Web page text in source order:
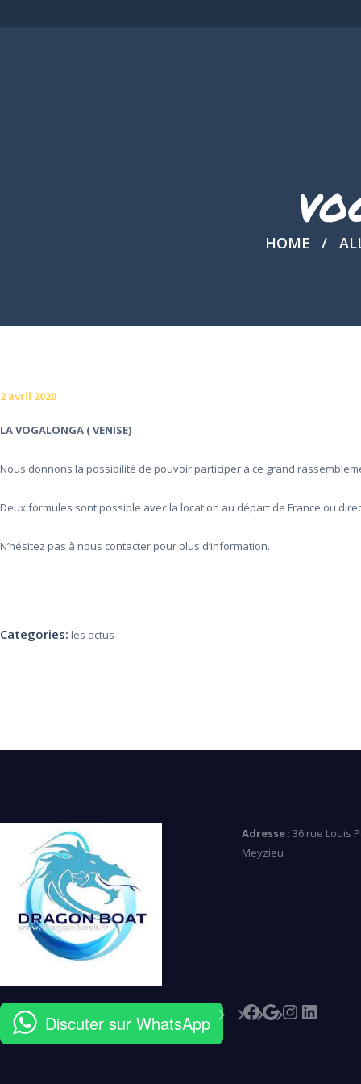
HOME
2 avril 2020
LA VOGALONGA ( VENISE)
Nous donnons la possibilité de pouvoir participer à ce grand
Deux formules sont possible avec la location au départ de France ou
N’hésitez pas à nous contacter pour plus d’information.
Categories: les actus
Adresse : 36 rue Louis
Meyzieu
Discuter sur WhatsApp Facebook
Google